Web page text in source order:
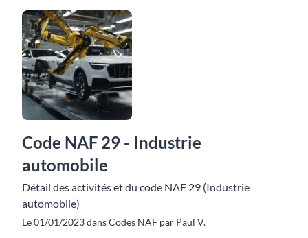
Code NAF 29 - Industrie
automobile
Détail des activités et du code NAF 29 (Industrie
automobile)
Le 01/01/2023 dans Codes NAF par Paul V.